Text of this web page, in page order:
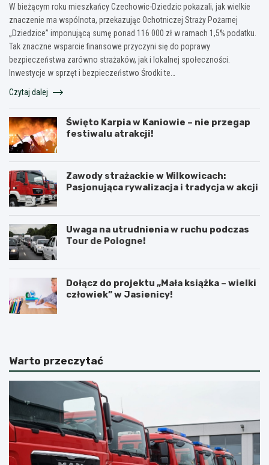
W bieżącym roku mieszkańcy Czechowic-Dziedzic pokazali, jak wielkie
znaczenie ma wspólnota, przekazując Ochotniczej Straży Pożarnej
„Dziedzice” imponującą sumę ponad 116 000 zł w ramach 1,5% podatku.
Tak znaczne wsparcie finansowe przyczyni się do poprawy
bezpieczeństwa zarówno strażaków, jak i lokalnej społeczności.
Inwestycje w sprzęt i bezpieczeństwo Środki te…
Czytaj dalej
Święto Karpia w Kaniowie – nie przegap
festiwalu atrakcji!
Zawody strażackie w Wilkowicach:
Pasjonująca rywalizacja i tradycja w akcji
Uwaga na utrudnienia w ruchu podczas
Tour de Pologne!
Dołącz do projektu „Mała książka – wielki
człowiek” w Jasienicy!
Warto przeczytać